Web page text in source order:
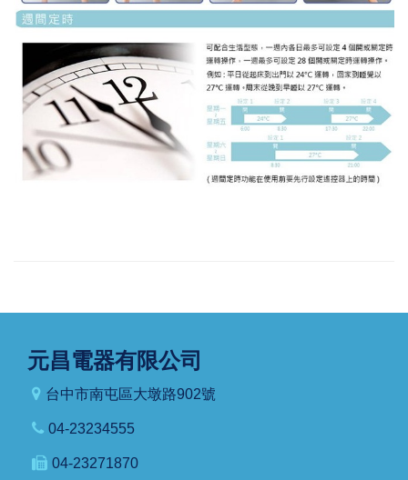
元昌電器有限公司
台中市南屯區大墩路902號
04-23234555
04-23271870